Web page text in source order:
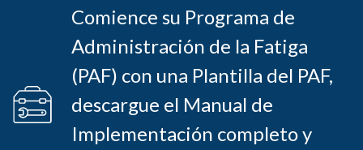
Comience su Programa de
Administración de la Fatiga
(PAF) con una Plantilla del PAF,
descargue el Manual de
Implementación completo y